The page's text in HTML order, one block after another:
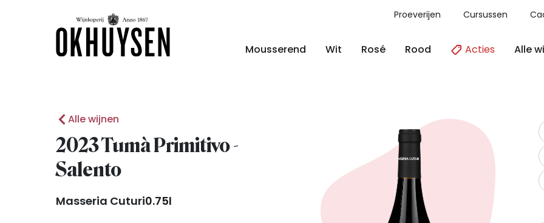
Proeverijen Cursussen
Mousserend Wit Rosé Rood Acties Alle
Alle wijnen
2023 Tumà Primitivo -
Salento
Masseria Cuturi0.75l